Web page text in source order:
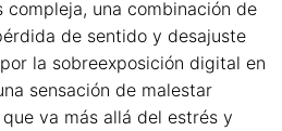
compleja, una combinación de
de sentido y desajuste
la sobreexposición digital en
sensación de malestar
va más allá del estrés y